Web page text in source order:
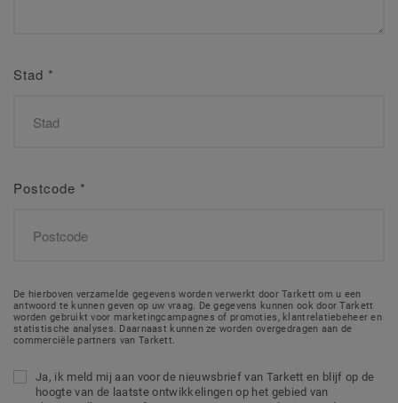
Stad *
Postcode *
De hierboven verzamelde gegevens worden verwerkt door Tarkett om u een
antwoord te kunnen geven op uw vraag. De gegevens kunnen ook door Tarkett
worden gebruikt voor marketingcampagnes of promoties, klantrelatiebeheer en
statistische analyses. Daarnaast kunnen ze worden overgedragen aan de
commerciële partners van Tarkett.
Ja, ik meld mij aan voor de nieuwsbrief van Tarkett en blijf op de
hoogte van de laatste ontwikkelingen op het gebied van